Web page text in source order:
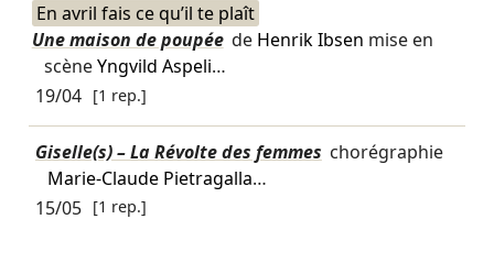
En avril fais ce qu’il te plaît
Une maison de poupée de Henrik Ibsen mise en
scèneYngvild Aspeli…
19/04 [1 rep.]
Giselle(s) – La Révolte des femmes chorégraphie
Marie-Claude Pietragalla…
15/05 [1 rep.]